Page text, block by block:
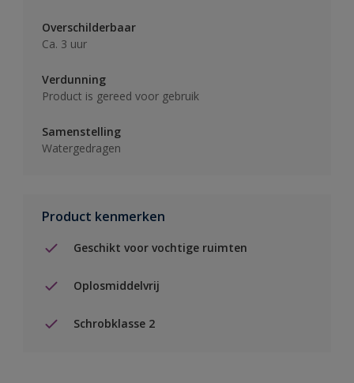
Overschilderbaar
Ca. 3 uur
Verdunning
Product is gereed voor gebruik
Samenstelling
Watergedragen
Product kenmerken
Geschikt voor vochtige ruimten
Oplosmiddelvrij
Schrobklasse 2